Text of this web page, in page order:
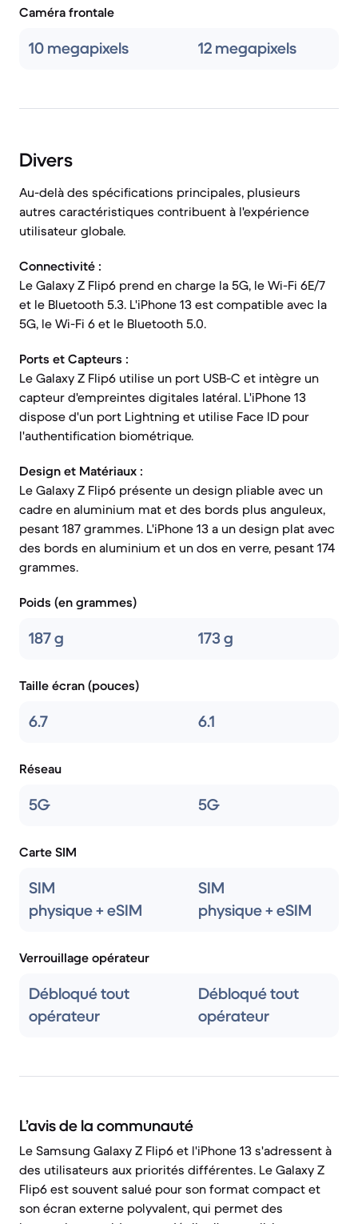
Caméra frontale
10 megapixels 12 megapixels
Divers
Au-delà des spécifications principales, plusieurs
autres caractéristiques contribuent à l'expérience
utilisateur globale.
Connectivité :
Le Galaxy Z Flip6 prend en charge la 5G, le Wi-Fi 6E/7
et le Bluetooth 5.3. L'iPhone 13 est compatible avec la
5G, le Wi-Fi 6 et le Bluetooth 5.0.
Ports et Capteurs :
Le Galaxy Z Flip6 utilise un port USB-C et intègre un
capteur d'empreintes digitales latéral. L'iPhone 13
dispose d'un port Lightning et utilise Face ID pour
l'authentification biométrique.
Design et Matériaux :
Le Galaxy Z Flip6 présente un design pliable avec un
cadre en aluminium mat et des bords plus anguleux,
pesant 187 grammes. L'iPhone 13 a un design plat avec
des bords en aluminium et un dos en verre, pesant 174
grammes.
Poids (en grammes)
187 g 173 g
Taille écran (pouces)
6.7 6.1
Réseau
5G 5G
Carte SIM
SIM
physique + eSIM
SIM
physique + eSIM
Verrouillage opérateur
Débloqué tout
opérateur
Débloqué tout
opérateur
L’avis de la communauté
Le Samsung Galaxy Z Flip6 et l'iPhone 13 s'adressent à
des utilisateurs aux priorités différentes. Le Galaxy Z
Flip6 est souvent salué pour son format compact et
son écran externe polyvalent, qui permet des